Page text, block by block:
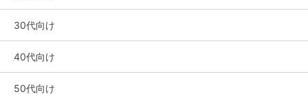
30代向け
40代向け
50代向け